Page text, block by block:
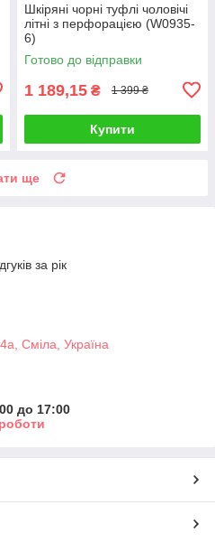
Шкіряні чорні туфлі чоловічі
літні з перфорацією (W0935-
6)
Готово до відправки
1 189,15 ₴ 1 399 ₴
Купити
ще
за рік
Сміла, Україна
до 17:00